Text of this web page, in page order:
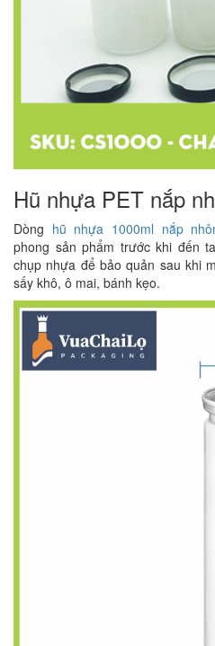
Hũ nhựa PET nắp
Dòng hũ nhựa 1000ml nắp
phong sản phẩm trước khi đến
chụp nhựa để bảo quản sau khi
sấy khô, ô mai, bánh kẹo.